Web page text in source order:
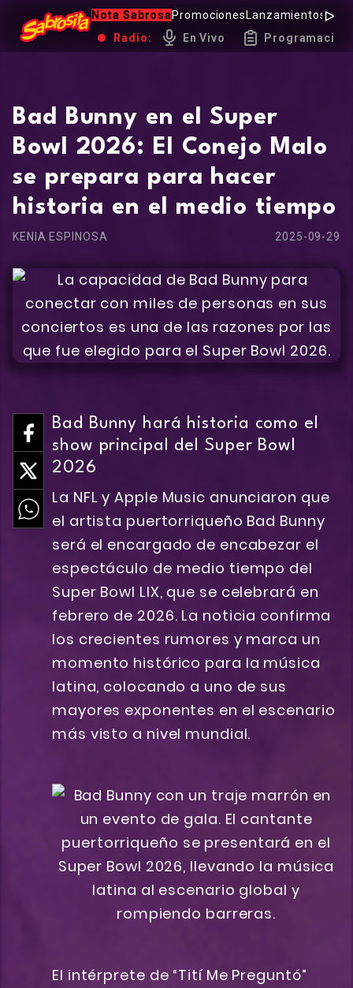
Nota Sabrosa Promociones LanzamientosHot
Radio:
En Vivo Programación
Bad Bunny en el Super
Bowl 2026: El Conejo Malo
se prepara para hacer
historia en el medio tiempo
KENIA ESPINOSA 2025-09-29
Bad Bunny hará historia como el
show principal del Super Bowl
2026
La NFL y Apple Music anunciaron que
el artista puertorriqueño Bad Bunny
será el encargado de encabezar el
espectáculo de medio tiempo del
Super Bowl LIX, que se celebrará en
febrero de 2026. La noticia confirma
los crecientes rumores y marca un
momento histórico para la música
latina, colocando a uno de sus
mayores exponentes en el escenario
más visto a nivel mundial.
El intérprete de “Tití Me Preguntó”